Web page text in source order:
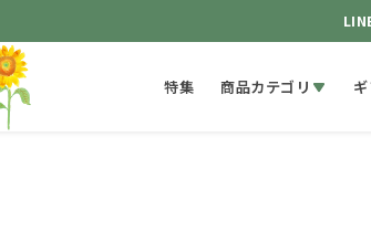
特集 商品カテゴリ